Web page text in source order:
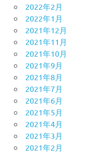
2022年2月
2022年1月
2021年12月
2021年11月
2021年10月
2021年9月
2021年8月
2021年7月
2021年6月
2021年5月
2021年4月
2021年3月
2021年2月